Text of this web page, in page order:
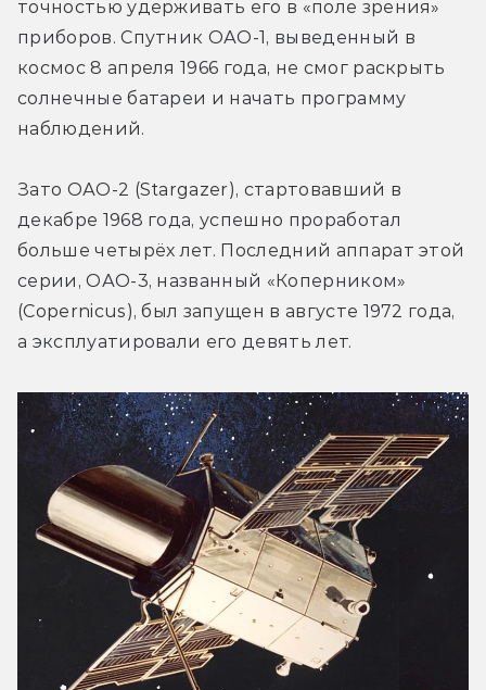
точностью удерживать его в «поле зрения»
приборов. Спутник ОАО-1, выведенный в
космос 8 апреля 1966 года, не смог раскрыть
солнечные батареи и начать программу
наблюдений.
Зато ОАО-2 (Stargazer), стартовавший в
декабре 1968 года, успешно проработал
больше четырёх лет. Последний аппарат этой
серии, ОАО-3, названный «Коперником»
(Copernicus), был запущен в августе 1972 года,
а эксплуатировали его девять лет.